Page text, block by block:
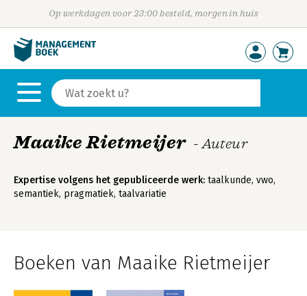
Op werkdagen voor 23:00 besteld, morgen in huis
Maaike Rietmeijer - Auteur
Expertise volgens het gepubliceerde werk: taalkunde, vwo,
semantiek, pragmatiek, taalvariatie
Boeken van Maaike Rietmeijer